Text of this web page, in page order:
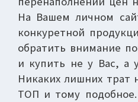
На Вашем личном
конкуретной
обратить внимание
и купить не у Вас, а
Никаких лишних трат
ТОП и тому